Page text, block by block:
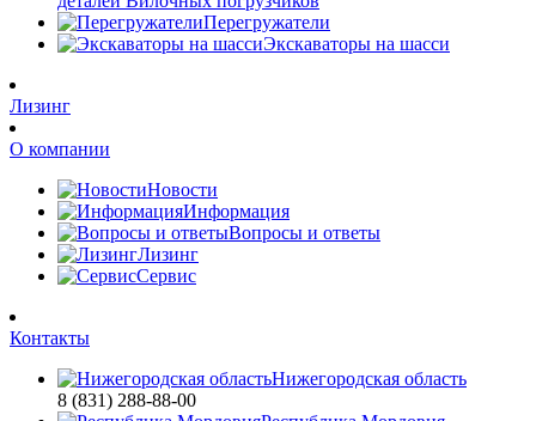
Перегружатели
Экскаваторы на шасси
Лизинг
О компании
Новости
Информация
Вопросы и ответы
Лизинг
Сервис
Контакты
Нижегородская область
8 (831) 288-88-00